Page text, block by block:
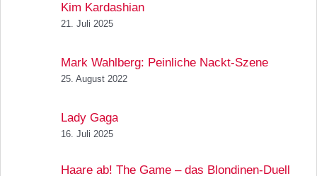
Kim Kardashian
21. Juli 2025
Mark Wahlberg: Peinliche Nackt-Szene
25. August 2022
Lady Gaga
16. Juli 2025
Haare ab! The Game – das Blondinen-Duell